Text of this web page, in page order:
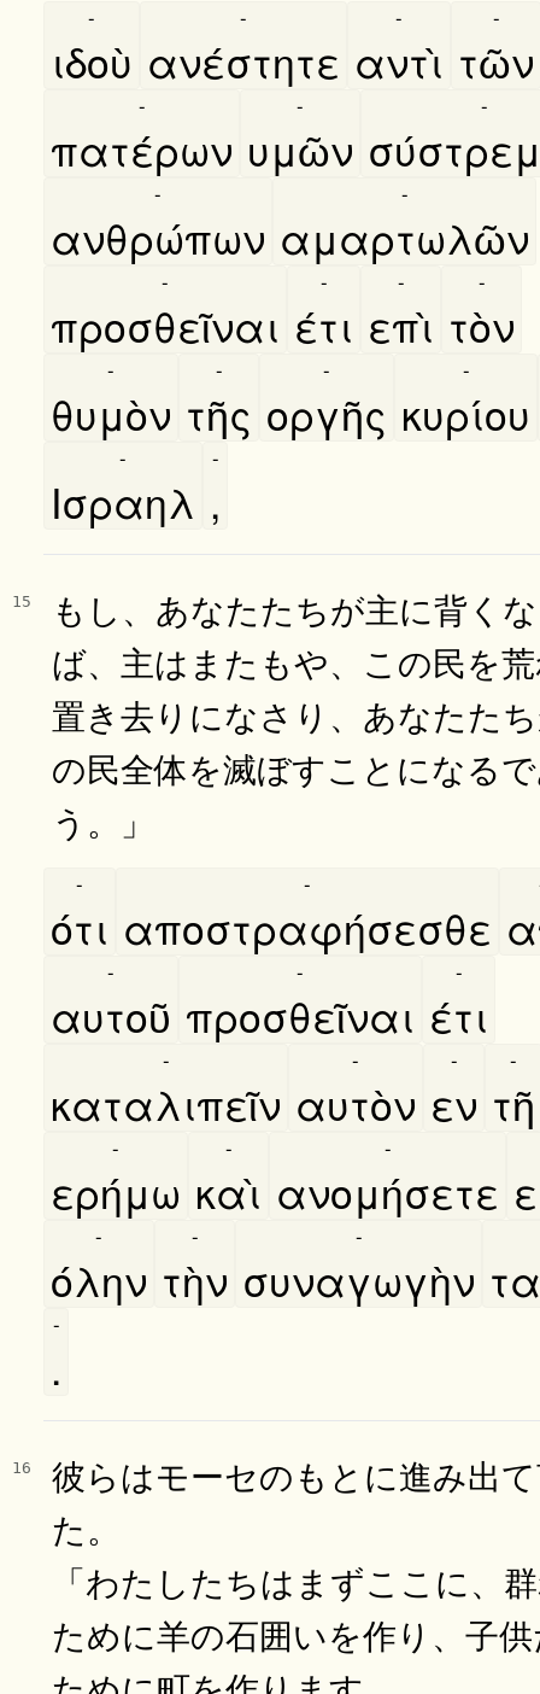
ιδοὺ
-
ανέστητε
-
αντὶ
-
τῶν
-
πατέρων
-
υμῶν
- -
ανθρώπων
-
αμαρτωλῶν
-
προσθεῖναι
-
έτι
-
επὶ
-
τὸν
-
θυμὸν
-
τῆς
-
οργῆς
-
κυρίου
-
Ισραηλ
-
,
-
15
もし、あなたたちが主に背く
ば、主はまたもや、この民を
置き去りになさり、あなたた
の民全体を滅ぼすことになる
う。」
ότι
-
αποστραφήσεσθε
-
αυτοῦ
-
προσθεῖναι
-
έτι
-
καταλιπεῖν
-
αυτὸν
-
εν
-
τῆ
-
ερήμω
-
καὶ
-
ανομήσετε
-
όλην
-
τὴν
-
συναγωγὴν
-
.
-
16
彼らはモーセのもとに進み出
た。
「わたしたちはまずここに、
ために羊の石囲いを作り、子